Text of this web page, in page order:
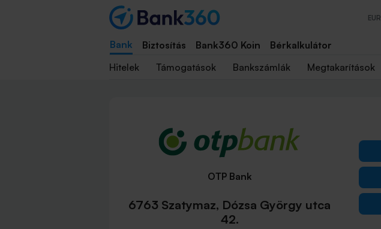
EUR
Bank Biztosítás Bank360 Koin Bérkalkulátor
Hitelek
Támogatások Bankszámlák Megtakarítások
OTP Bank
6763 Szatymaz, Dózsa György utca
42.